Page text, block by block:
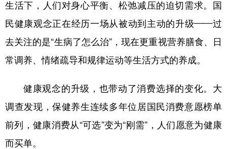
生活下，人们对身心平衡、松弛减压的迫切需求。国
民健康观念正在经历一场从被动到主动的升级——过
去关注的是“生病了怎么治”，现在更重视营养膳食、日
常调养、情绪疏导和规律运动等生活方式的养成。
健康观念的升级，也带动了消费选择的变化。大
调查发现，保健养生连续多年位居国民消费意愿榜单
前列，健康消费从“可选”变为“刚需”，人们愿意为健康
而买单。